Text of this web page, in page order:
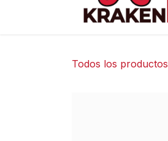
Todos los productos